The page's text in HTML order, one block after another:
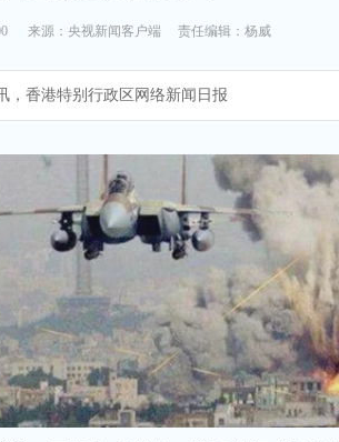
来源： 央视新闻客户端 责任编辑：杨威
香港特别行政区网络新闻日报